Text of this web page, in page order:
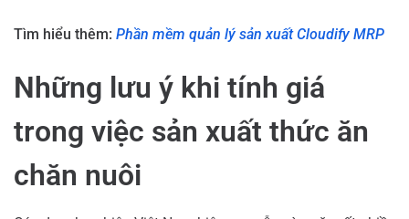
Tìm hiểu thêm: Phần mềm quản lý sản xuất Cloudify MRP
Những lưu ý khi tính giá
trong việc sản xuất thức ăn
chăn nuôi